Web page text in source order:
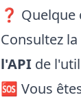
❓ Quelque
Consultez
l'API de
🆘 Vous